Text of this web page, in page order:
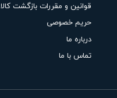
قوانین و مقررات بازگشت کالا
حریم خصوصی
درباره ما
تماس با ما